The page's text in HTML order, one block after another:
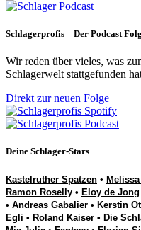
Schlagerprofis – Der Podcast
Wir reden über vieles, was
Schlagerwelt stattgefunden
Direkt zur neuen Folge
Deine Schlager-Stars
Kastelruther Spatzen •
Ramon Roselly • Eloy de Jong
• Andreas Gabalier • Kerstin
Egli • Roland Kaiser • Die